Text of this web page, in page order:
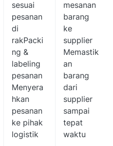
sesuai
pesanan
di
rakPacki
ng &
labeling
pesanan
Menyera
hkan
pesanan
ke pihak
logistik
mesanan
barang
ke
supplier
Memastik
an
barang
dari
supplier
sampai
tepat
waktu